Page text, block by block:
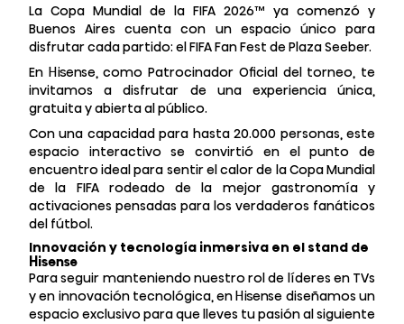
La Copa Mundial de la FIFA 2026™ ya comenzó y
Buenos Aires cuenta con un espacio único para
disfrutar cada partido: el FIFA Fan Fest de Plaza Seeber.
En Hisense, como Patrocinador Oficial del torneo, te
invitamos a disfrutar de una experiencia única,
gratuita y abierta al público.
Con una capacidad para hasta 20.000 personas, este
espacio interactivo se convirtió en el punto de
encuentro ideal para sentir el calor de la Copa Mundial
de la FIFA rodeado de la mejor gastronomía y
activaciones pensadas para los verdaderos fanáticos
del fútbol.
Innovación y tecnología inmersiva en el stand de
Hisense
Para seguir manteniendo nuestro rol de líderes en TVs
y en innovación tecnológica, en Hisense diseñamos un
espacio exclusivo para que lleves tu pasión al siguiente